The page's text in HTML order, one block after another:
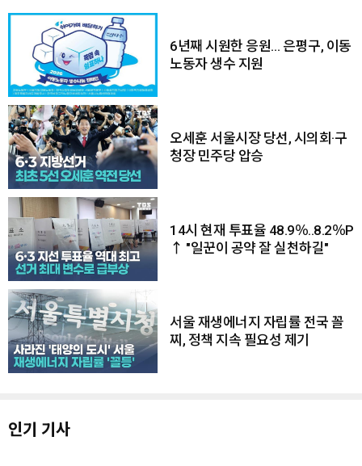
6년째 시원한 응원… 은평구, 이동
노동자 생수 지원
오세훈 서울시장 당선, 시의회·구
청장 민주당 압승
14시 현재 투표율 48.9％..8.2％P
↑ "일꾼이 공약 잘 실천하길"
서울 재생에너지 자립률 전국 꼴
찌, 정책 지속 필요성 제기
인기 기사